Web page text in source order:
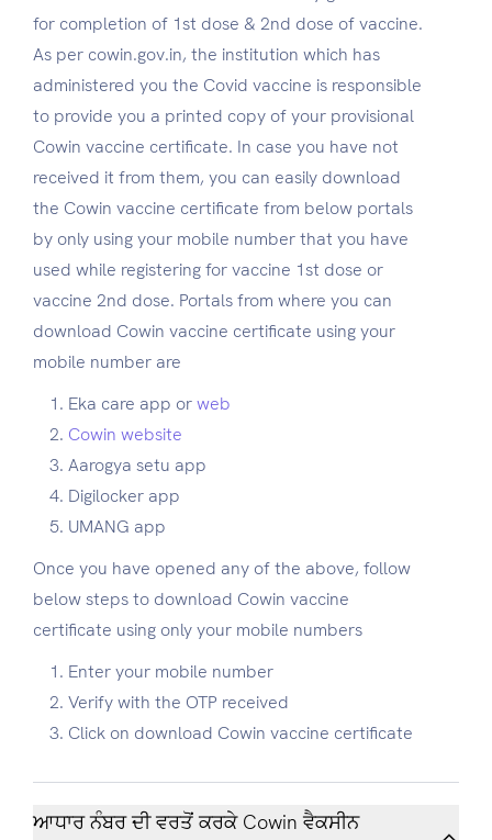
for completion of 1st dose & 2nd dose of vaccine.
As per cowin.gov.in, the institution which has
administered you the Covid vaccine is responsible
to provide you a printed copy of your provisional
Cowin vaccine certificate. In case you have not
received it from them, you can easily download
the Cowin vaccine certificate from below portals
by only using your mobile number that you have
used while registering for vaccine 1st dose or
vaccine 2nd dose. Portals from where you can
download Cowin vaccine certificate using your
mobile number are
Eka care app orweb
Cowin website
Aarogya setu app
Digilocker app
UMANG app
Once you have opened any of the above, follow
below steps to download Cowin vaccine
certificate using only your mobile numbers
Enter your mobile number
Verify with the OTP received
Click on download Cowin vaccine certificate
ਆਧਾਰ ਨੰਬਰ ਦੀ ਵਰਤੋਂ ਕਰਕੇ Cowin ਵੈਕਸੀਨ